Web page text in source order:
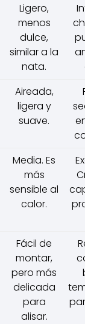
Ligero,
menos
dulce,
similar a la
nata.
Aireada,
ligera y
suave.
Media. Es
más
sensible al
calor.
Fácil de
montar,
pero más
delicada
para
alisar.